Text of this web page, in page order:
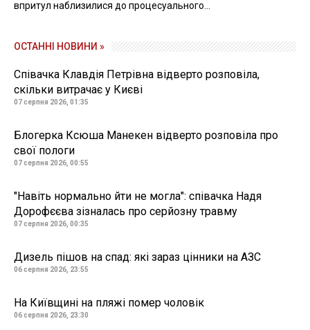
впритул наблизилися до процесуального...
ОСТАННІ НОВИНИ »
Співачка Клавдія Петрівна відверто розповіла,
скільки витрачає у Києві
07 серпня 2026, 01:35
Блогерка Ксюша Манекен відверто розповіла про
свої пологи
07 серпня 2026, 00:55
"Навіть нормально йти не могла": співачка Надя
Дорофєєва зізналась про серйозну травму
07 серпня 2026, 00:35
Дизель пішов на спад: які зараз цінники на АЗС
06 серпня 2026, 23:55
На Київщині на пляжі помер чоловік
06 серпня 2026, 23:30